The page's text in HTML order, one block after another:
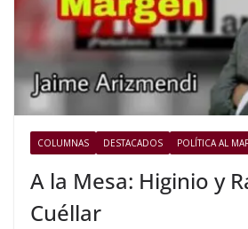
COLUMNAS DESTACADOS POLÍTICA AL
A la Mesa: Higinio y
Cuéllar